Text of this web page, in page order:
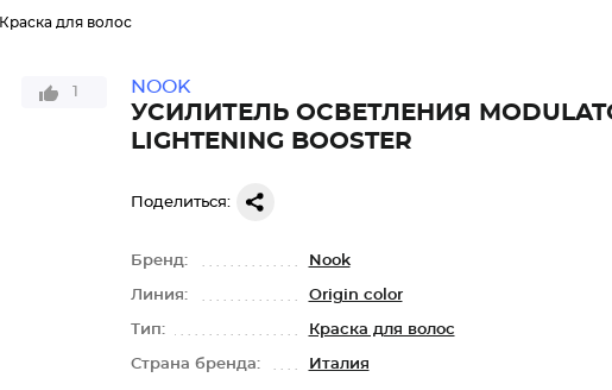
Краска для волос
1 NOOK
УСИЛИТЕЛЬ ОСВЕТЛЕНИЯ
LIGHTENING BOOSTER
Поделиться:
Бренд: Nook
Линия: Origin color
Тип: Краска для волос
Страна бренда: Италия